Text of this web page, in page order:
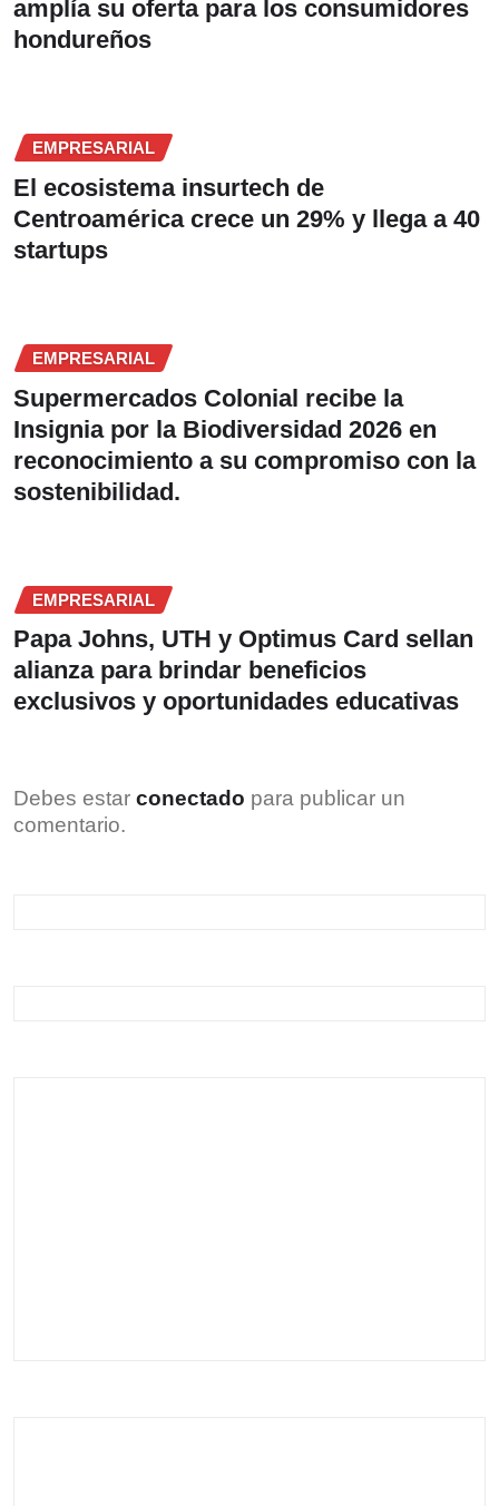
amplía su oferta para los consumidores
hondureños
EMPRESARIAL
El ecosistema insurtech de
Centroamérica crece un 29% y llega a 40
startups
EMPRESARIAL
Supermercados Colonial recibe la
Insignia por la Biodiversidad 2026 en
reconocimiento a su compromiso con la
sostenibilidad.
EMPRESARIAL
Papa Johns, UTH y Optimus Card sellan
alianza para brindar beneficios
exclusivos y oportunidades educativas
Debes estar conectado para publicar un
comentario.